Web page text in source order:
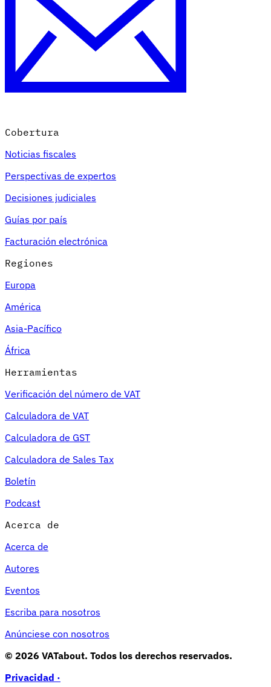
Cobertura
Noticias fiscales
Perspectivas de expertos
Decisiones judiciales
Guías por país
Facturación electrónica
Regiones
Europa
América
Asia-Pacífico
África
Herramientas
Verificación del número de VAT
Calculadora de VAT
Calculadora de GST
Calculadora de Sales Tax
Boletín
Podcast
Acerca de
Acerca de
Autores
Eventos
Escriba para nosotros
Anúnciese con nosotros
© 2026 VATabout. Todos los derechos reservados.
Privacidad ·